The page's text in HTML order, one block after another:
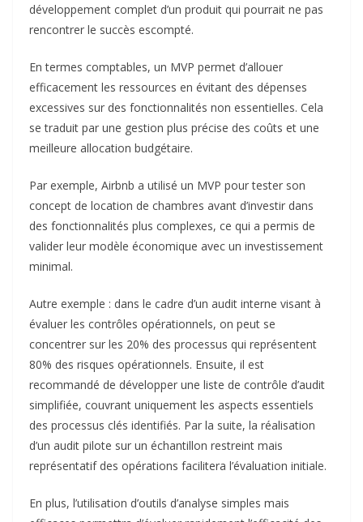
développement complet d’un produit qui pourrait ne pas
rencontrer le succès escompté.
En termes comptables, un MVP permet d’allouer
efficacement les ressources en évitant des dépenses
excessives sur des fonctionnalités non essentielles. Cela
se traduit par une gestion plus précise des coûts et une
meilleure allocation budgétaire.
Par exemple, Airbnb a utilisé un MVP pour tester son
concept de location de chambres avant d’investir dans
des fonctionnalités plus complexes, ce qui a permis de
valider leur modèle économique avec un investissement
minimal.
Autre exemple : dans le cadre d’un audit interne visant à
évaluer les contrôles opérationnels, on peut se
concentrer sur les 20% des processus qui représentent
80% des risques opérationnels. Ensuite, il est
recommandé de développer une liste de contrôle d’audit
simplifiée, couvrant uniquement les aspects essentiels
des processus clés identifiés. Par la suite, la réalisation
d’un audit pilote sur un échantillon restreint mais
représentatif des opérations facilitera l’évaluation initiale.
En plus, l’utilisation d’outils d’analyse simples mais